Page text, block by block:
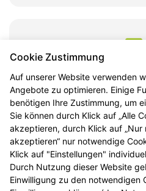
Cookie Zustimmung
Auf unserer Website verwenden
Angebote zu optimieren. Einige
benötigen Ihre Zustimmung, um
Sie können durch Klick auf „Alle
akzeptieren, durch Klick auf „Nur
akzeptieren“ nur notwendige
Klick auf "Einstellungen"
Durch Nutzung dieser Website
Einwilligung zu den notwendigen